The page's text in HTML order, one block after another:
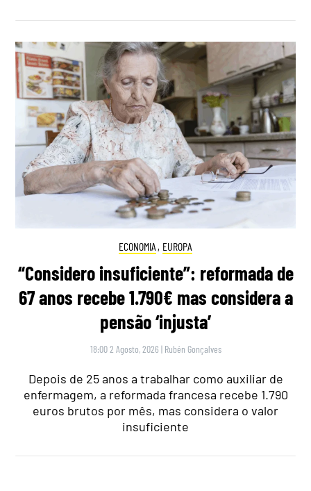
ECONOMIA , EUROPA
“Considero insuficiente”: reformada de
67 anos recebe 1.790€ mas considera a
pensão ‘injusta’
18:00 2 Agosto, 2026 | Rubén Gonçalves
Depois de 25 anos a trabalhar como auxiliar de
enfermagem, a reformada francesa recebe 1.790
euros brutos por mês, mas considera o valor
insuficiente